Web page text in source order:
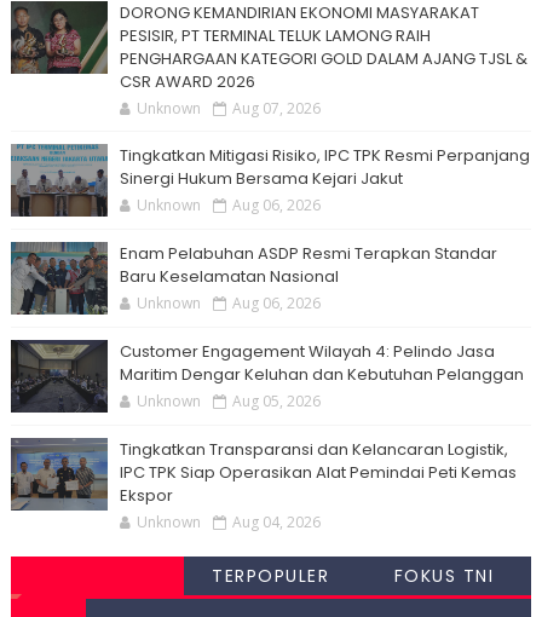
DORONG KEMANDIRIAN EKONOMI MASYARAKAT
PESISIR, PT TERMINAL TELUK LAMONG RAIH
PENGHARGAAN KATEGORI GOLD DALAM AJANG TJSL &
CSR AWARD 2026
Unknown Aug 07, 2026
Tingkatkan Mitigasi Risiko, IPC TPK Resmi Perpanjang
Sinergi Hukum Bersama Kejari Jakut
Unknown Aug 06, 2026
Enam Pelabuhan ASDP Resmi Terapkan Standar
Baru Keselamatan Nasional
Unknown Aug 06, 2026
Customer Engagement Wilayah 4: Pelindo Jasa
Maritim Dengar Keluhan dan Kebutuhan Pelanggan
Unknown Aug 05, 2026
Tingkatkan Transparansi dan Kelancaran Logistik,
IPC TPK Siap Operasikan Alat Pemindai Peti Kemas
Ekspor
Unknown Aug 04, 2026
TERPOPULER FOKUS TNI